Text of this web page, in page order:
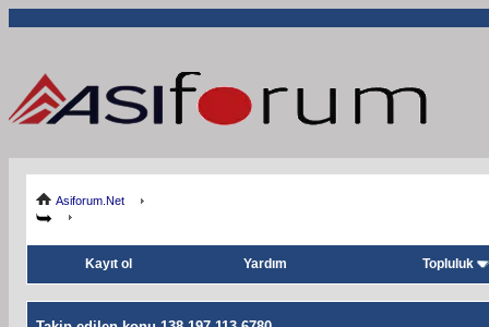
Asiforum.Net
Kayıt ol Yardım Topluluk